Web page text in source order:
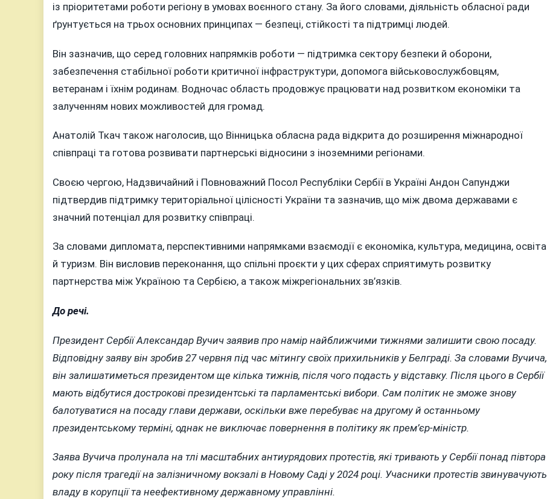
із пріоритетами роботи регіону в умовах воєнного стану. За його словами, діяльність обласної ради
ґрунтується на трьох основних принципах — безпеці, стійкості та підтримці людей.
Він зазначив, що серед головних напрямків роботи — підтримка сектору безпеки й оборони,
забезпечення стабільної роботи критичної інфраструктури, допомога військовослужбовцям,
ветеранам і їхнім родинам. Водночас область продовжує працювати над розвитком економіки та
залученням нових можливостей для громад.
Анатолій Ткач також наголосив, що Вінницька обласна рада відкрита до розширення міжнародної
співпраці та готова розвивати партнерські відносини з іноземними регіонами.
Своєю чергою, Надзвичайний і Повноважний Посол Республіки Сербії в Україні Андон Сапунджи
підтвердив підтримку територіальної цілісності України та зазначив, що між двома державами є
значний потенціал для розвитку співпраці.
За словами дипломата, перспективними напрямками взаємодії є економіка, культура, медицина, освіта
й туризм. Він висловив переконання, що спільні проєкти у цих сферах сприятимуть розвитку
партнерства між Україною та Сербією, а також міжрегіональних зв’язків.
До речі.
Президент Сербії Александар Вучич заявив про намір найближчими тижнями залишити свою посаду.
Відповідну заяву він зробив 27 червня під час мітингу своїх прихильників у Белграді. За словами Вучича,
він залишатиметься президентом ще кілька тижнів, після чого подасть у відставку. Після цього в Сербії
мають відбутися дострокові президентські та парламентські вибори. Сам політик не зможе знову
балотуватися на посаду глави держави, оскільки вже перебуває на другому й останньому
президентському терміні, однак не виключає повернення в політику як прем’єр-міністр.
Заява Вучича пролунала на тлі масштабних антиурядових протестів, які тривають у Сербії понад півтора
року після трагедії на залізничному вокзалі в Новому Саді у 2024 році. Учасники протестів звинувачують
владу в корупції та неефективному державному управлінні.